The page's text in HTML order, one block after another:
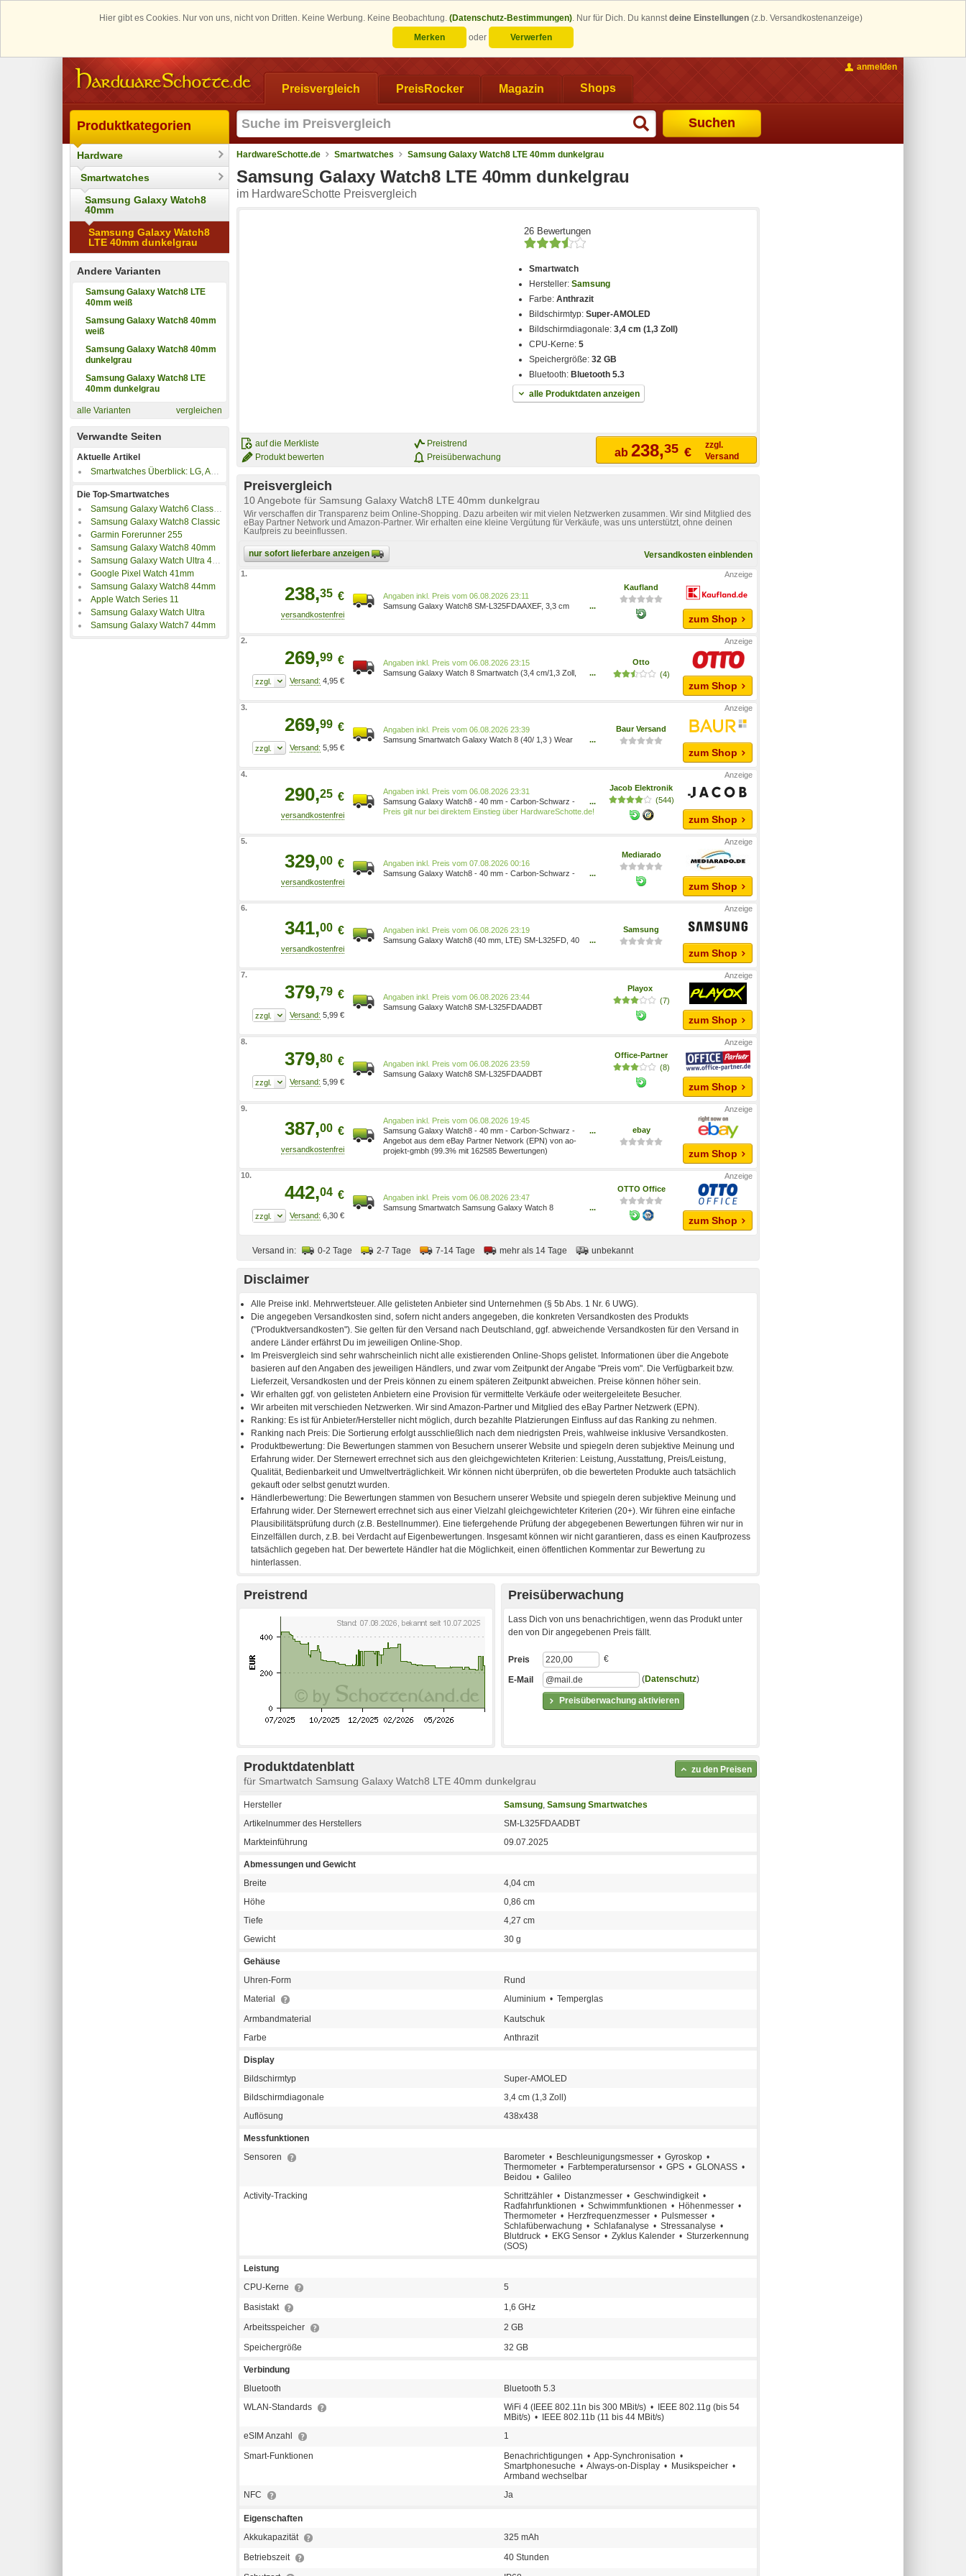
Hier gibt es Cookies. Nur von uns, nicht von Dritten. Keine Werbung. Keine Beobachtung. (Datenschutz-Bestimmungen). Nur für Dich. Du kannstdeine Einstellungen (z.b. Versandkostenanzeige)
Merken
oder Verwerfen
Preisvergleich PreisRocker Magazin Shops
Suchen
anmelden
Produktkategorien
Hardware
Smartwatches
Samsung Galaxy Watch8
40mm
Samsung Galaxy Watch8
LTE 40mm dunkelgrau
Andere Varianten
Samsung Galaxy Watch8 LTE
40mm weiß
Samsung Galaxy Watch8 40mm
weiß
Samsung Galaxy Watch8 40mm
dunkelgrau
Samsung Galaxy Watch8 LTE
40mm dunkelgrau
alle Varianten vergleichen
Verwandte Seiten
Aktuelle Artikel
Smartwatches Überblick: LG, Apple, Motorola, Pebble, Sony, Asus, Samsung
Die Top-Smartwatches
Samsung Galaxy Watch6 Classic 47mm
Samsung Galaxy Watch8 Classic
Garmin Forerunner 255
Samsung Galaxy Watch8 40mm
Samsung Galaxy Watch Ultra 47mm
Google Pixel Watch 41mm
Samsung Galaxy Watch8 44mm
Apple Watch Series 11
Samsung Galaxy Watch Ultra
Samsung Galaxy Watch7 44mm
HardwareSchotte.de Smartwatches Samsung Galaxy Watch8 LTE 40mm dunkelgrau
Samsung Galaxy Watch8 LTE 40mm dunkelgrau
im HardwareSchotte Preisvergleich
26 Bewertungen
Smartwatch
Hersteller:Samsung
Farbe:Anthrazit
Bildschirmtyp:Super-AMOLED
Bildschirmdiagonale:3,4 cm (1,3 Zoll)
CPU-Kerne:5
Speichergröße:32 GB
Bluetooth: Bluetooth 5.3
alle Produktdaten anzeigen
auf die Merkliste
Produkt bewerten
Preistrend
Preisüberwachung
ab 238,35 €
zzgl.
Versand
Preisvergleich
10 Angebote für Samsung Galaxy Watch8 LTE 40mm dunkelgrau
Wir verschaffen dir Transparenz beim Online-Shopping. Dazu arbeiten wir mit vielen Netzwerken zusammen. Wir sind Mitglied des
eBay Partner Network und Amazon-Partner. Wir erhalten eine kleine Vergütung für Verkäufe, was uns unterstützt, ohne deinen
Kaufpreis zu beeinflussen.
nur sofort lieferbare anzeigen Versandkosten einblenden
1.
238,35 €
Preis vom 06.08.2026 23:11
Samsung Galaxy Watch8 SM-L325FDAAXEF, 3,3 cm
...
Kaufland
zum Shop
2.
269,99 €
4,95 €
Preis vom 06.08.2026 23:15
Samsung Galaxy Watch 8 Smartwatch (3,4 cm/1,3 Zoll,
...
Otto
(4)
zum Shop
3.
269,99 €
5,95 €
Preis vom 06.08.2026 23:39
Samsung Smartwatch Galaxy Watch 8 (40/ 1,3 ) Wear
...
Baur Versand
zum Shop
4.
290,25 €
Preis vom 06.08.2026 23:31
Samsung Galaxy Watch8 - 40 mm - Carbon-Schwarz -
intelligente Uhr mit Sportband - Gummi - Graphit -
...
Preis gilt nur bei direktem Einstieg über HardwareSchotte.de!
Jacob Elektronik
(544)
zum Shop
5.
329,00 €
Preis vom 07.08.2026 00:16
Samsung Galaxy Watch8 - 40 mm - Carbon-Schwarz -
...
Mediarado
zum Shop
6.
341,00 €
Preis vom 06.08.2026 23:19
Samsung Galaxy Watch8 (40 mm, LTE) SM-L325FD, 40
...
Samsung
zum Shop
7.
379,79 €
5,99 €
Preis vom 06.08.2026 23:44
Samsung Galaxy Watch8 SM-L325FDAADBT
Playox
(7)
zum Shop
8.
379,80 €
5,99 €
Preis vom 06.08.2026 23:59
Samsung Galaxy Watch8 SM-L325FDAADBT
Office-Partner
(8)
zum Shop
9.
387,00 €
Preis vom 06.08.2026 19:45
Samsung Galaxy Watch8 - 40 mm - Carbon-Schwarz -
intelligente Uhr mit Sportband SM-L325FDAADBT
...
Angebot aus dem eBay Partner Network (EPN) von ao-
projekt-gmbh (99.3% mit 162585 Bewertungen)
ebay
zum Shop
10.
442,04 €
6,30 €
Preis vom 06.08.2026 23:47
Samsung Smartwatch Samsung Galaxy Watch 8
...
OTTO Office
zum Shop
Versand in: 0-2 Tage 2-7 Tage 7-14 Tage mehr als 14 Tage unbekannt
Disclaimer
Preistrend Preisüberwachung
Lass Dich von uns benachrichtigen, wenn das Produkt unter
den von Dir angegebenen Preis fällt.
Preisüberwachung aktivieren
Preis €
E-Mail (Datenschutz)
Produktdatenblatt
für Smartwatch Samsung Galaxy Watch8 LTE 40mm dunkelgrau
zu den Preisen
Hersteller Samsung, Samsung Smartwatches
Artikelnummer des Herstellers
SM-L325FDAADBT
Markteinführung
09.07.2025
Abmessungen und Gewicht
Breite
4,04 cm
Höhe
0,86 cm
Tiefe
4,27 cm
Gewicht
30 g
Gehäuse
Uhren-Form
Rund
Material
Aluminium • Temperglas
Armbandmaterial
Kautschuk
Farbe
Anthrazit
Display
Bildschirmtyp
Super-AMOLED
Bildschirmdiagonale
3,4 cm (1,3 Zoll)
Auflösung
438x438
Messfunktionen
Sensoren
Barometer • Beschleunigungsmesser • Gyroskop •
Thermometer • Farbtemperatursensor • GPS • GLONASS •
Beidou • Galileo
Activity-Tracking
Schrittzähler • Distanzmesser • Geschwindigkeit •
Radfahrfunktionen • Schwimmfunktionen • Höhenmesser •
Thermometer • Herzfrequenzmesser • Pulsmesser •
Schlafüberwachung • Schlafanalyse • Stressanalyse •
Blutdruck • EKG Sensor • Zyklus Kalender • Sturzerkennung
(SOS)
Leistung
CPU-Kerne
5
Basistakt
1,6 GHz
Arbeitsspeicher
2 GB
Speichergröße
32 GB
Verbindung
Bluetooth
Bluetooth 5.3
WLAN-Standards
WiFi 4 (IEEE 802.11n bis 300 MBit/s) • IEEE 802.11g (bis 54
MBit/s) • IEEE 802.11b (11 bis 44 MBit/s)
eSIM Anzahl
1
Smart-Funktionen
Benachrichtigungen • App-Synchronisation •
Smartphonesuche • Always-on-Display • Musikspeicher •
Armband wechselbar
NFC
Ja
Eigenschaften
Akkukapazität
325 mAh
Betriebszeit
40 Stunden